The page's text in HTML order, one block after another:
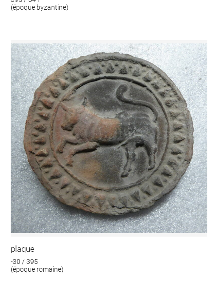
(époque byzantine)
plaque
-30 / 395
(époque romaine)